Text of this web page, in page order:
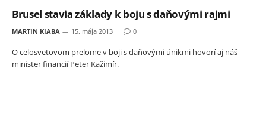
Brusel stavia základy k boju s daňovými rajmi
MARTIN KIABA 15. mája 2013 0
O celosvetovom prelome v boji s daňovými únikmi hovorí aj náš
minister financií Peter Kažimír.